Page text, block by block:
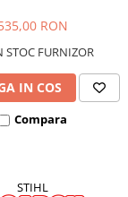
RON
STOC FURNIZOR
IN COS
Compara
STIHL